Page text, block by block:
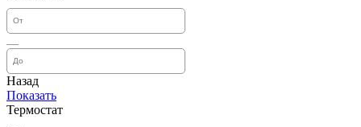
Назад
Показать
Термостат